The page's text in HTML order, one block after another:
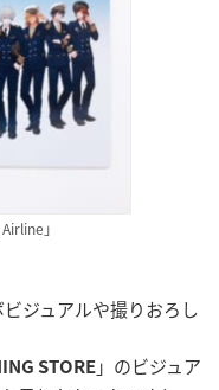
」
ジュアルや撮りおろし
STORE 」のビジュア